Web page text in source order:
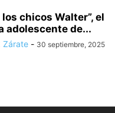
chicos Walter”, el
adolescente de...
Zárate - 30 septiembre, 2025